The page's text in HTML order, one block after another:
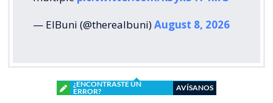
— ElBuni (@therealbuni)August 8, 2026
¿ENCONTRASTE UN
ERROR?
AVÍSANOS